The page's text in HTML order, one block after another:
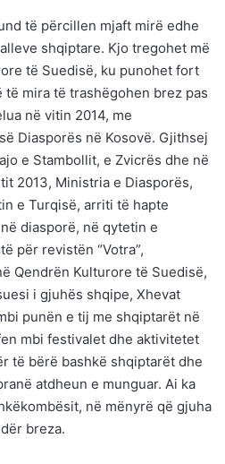
të përcillen mjaft mirë edhe
shqiptare. Kjo tregohet më
të Suedisë, ku punohet fort
mira të trashëgohen brez pas
në vitin 2014, me
Diasporës në Kosovë. Gjithsej
e Stambollit, e Zvicrës dhe në
2013, Ministria e Diasporës,
e Turqisë, arriti të hapte
diasporë, në qytetin e
për revistën “Votra”,
Qendrën Kulturore të Suedisë,
i gjuhës shqipe, Xhevat
punën e tij me shqiptarët në
mbi festivalet dhe aktivitetet
të bërë bashkë shqiptarët dhe
atdheun e munguar. Ai ka
në mënyrë që gjuha
breza.